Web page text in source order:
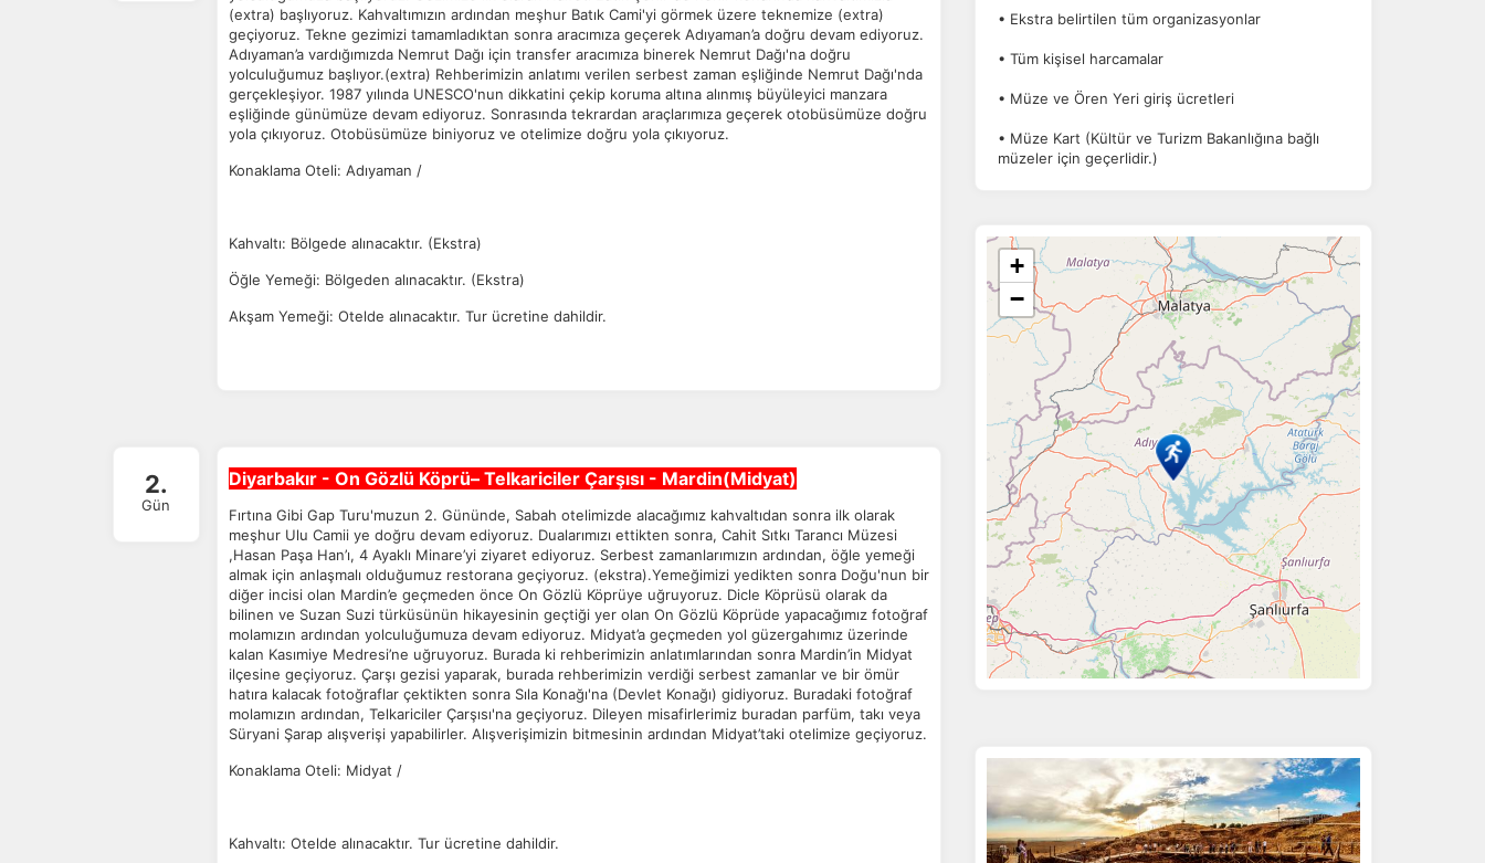
depolayabilir, bunları yurt içi ve yurt dışındaki hizmet sağlayıcılarla paylaşabiliriz. Buna
izin vermemeyi seçebilirsiniz ancak bu durumda sitemiz umduğumuz gibi çalışmaya bilir.
Daha fazla bilgi için
İstatistik Çerezleri
Ziyaretçilerin siteyi nasıl kullandığını anonim olarak ölçeriz. Hangi
sayfaların popüler olduğunu ve kullanıcıların nerede zorluk yaşadığını
anlamamıza yardımcı olur.
Pazarlama Çerezleri
Size ve ilgi alanlarınıza uygun reklamlar göstermek için kullanılır.
Kapatırsanız reklamları görmeye devam edersiniz, ancak daha az
(extra) başlıyoruz. Kahvaltımızın ardından meşhur Batık Cami'yi görmek üzere teknemize (extra)
geçiyoruz. Tekne gezimizi tamamladıktan sonra aracımıza geçerek Adıyaman’a doğru devam ediyoruz.
Adıyaman’a vardığımızda Nemrut Dağı için transfer aracımıza binerek Nemrut Dağı'na doğru
yolculuğumuz başlıyor.(extra) Rehberimizin anlatımı verilen serbest zaman eşliğinde Nemrut Dağı'nda
gerçekleşiyor. 1987 yılında UNESCO'nun dikkatini çekip koruma altına alınmış büyüleyici manzara
eşliğinde günümüze devam ediyoruz. Sonrasında tekrardan araçlarımıza geçerek otobüsümüze doğru
yola çıkıyoruz. Otobüsümüze biniyoruz ve otelimize doğru yola çıkıyoruz.
Konaklama Oteli: Adıyaman /
Kahvaltı: Bölgede alınacaktır. (Ekstra)
Öğle Yemeği: Bölgeden alınacaktır. (Ekstra)
Akşam Yemeği: Otelde alınacaktır. Tur ücretine dahildir.
2.
Gün
Diyarbakır - On Gözlü Köprü– Telkariciler Çarşısı - Mardin(Midyat)
Fırtına Gibi Gap Turu'muzun 2. Gününde, Sabah otelimizde alacağımız kahvaltıdan sonra ilk olarak
meşhur Ulu Camii ye doğru devam ediyoruz. Dualarımızı ettikten sonra, Cahit Sıtkı Tarancı Müzesi
,Hasan Paşa Han’ı, 4 Ayaklı Minare’yi ziyaret ediyoruz. Serbest zamanlarımızın ardından, öğle yemeği
almak için anlaşmalı olduğumuz restorana geçiyoruz. (ekstra).Yemeğimizi yedikten sonra Doğu'nun bir
diğer incisi olan Mardin’e geçmeden önce On Gözlü Köprüye uğruyoruz. Dicle Köprüsü olarak da
bilinen ve Suzan Suzi türküsünün hikayesinin geçtiği yer olan On Gözlü Köprüde yapacağımız fotoğraf
molamızın ardından yolculuğumuza devam ediyoruz. Midyat’a geçmeden yol güzergahımız üzerinde
kalan Kasımiye Medresi’ne uğruyoruz. Burada ki rehberimizin anlatımlarından sonra Mardin’in Midyat
ilçesine geçiyoruz. Çarşı gezisi yaparak, burada rehberimizin verdiği serbest zamanlar ve bir ömür
hatıra kalacak fotoğraflar çektikten sonra Sıla Konağı'na (Devlet Konağı) gidiyoruz. Buradaki fotoğraf
molamızın ardından, Telkariciler Çarşısı'na geçiyoruz. Dileyen misafirlerimiz buradan parfüm, takı veya
Süryani Şarap alışverişi yapabilirler. Alışverişimizin bitmesinin ardından Midyat’taki otelimize geçiyoruz.
Konaklama Oteli: Midyat /
Kahvaltı: Otelde alınacaktır. Tur ücretine dahildir.
• Ekstra belirtilen tüm organizasyonlar
• Tüm kişisel harcamalar
• Müze ve Ören Yeri giriş ücretleri
• Müze Kart (Kültür ve Turizm Bakanlığına bağlı
müzeler için geçerlidir.)
+
−